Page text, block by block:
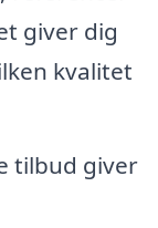
giver dig
kvalitet
tilbud giver